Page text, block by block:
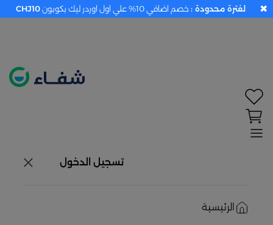
تسجيل الدخول
الرئيسية
لفترة محدودة : خصم اضافي 10% علي اول اوردر ليك بكوبون CHJ10 ✖